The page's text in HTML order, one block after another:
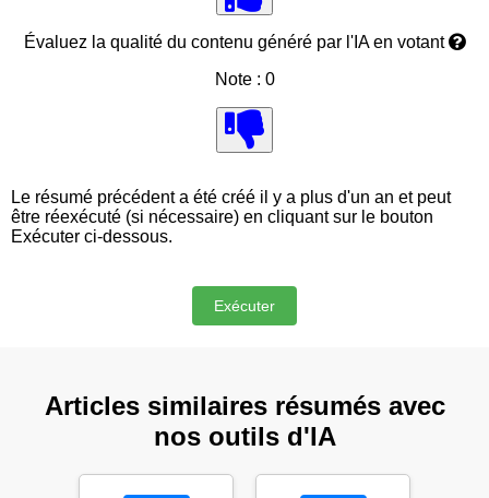
Évaluez la qualité du contenu généré par l'IA en votant
Note : 0
Le résumé précédent a été créé il y a plus d'un an et peut
être réexécuté (si nécessaire) en cliquant sur le bouton
Exécuter ci-dessous.
Articles similaires résumés avec
nos outils d'IA